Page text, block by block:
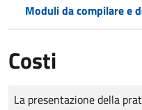
Moduli da compilare e
Costi
Tipo di pagamento
Importo
La presentazione della